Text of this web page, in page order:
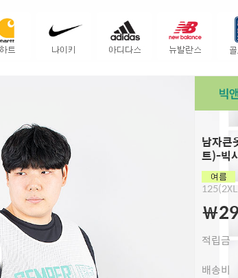
남자큰
트)-빅
￦
적립금
배송비